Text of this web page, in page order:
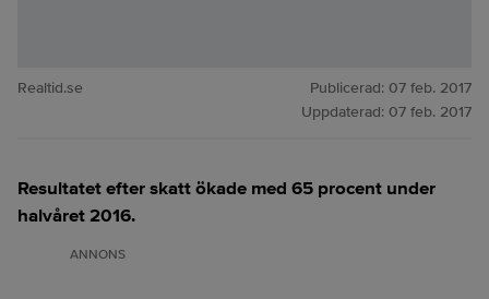
Realtid.se Publicerad: 07 feb. 2017
Uppdaterad: 07 feb. 2017
Resultatet efter skatt ökade med 65 procent under
halvåret 2016.
ANNONS